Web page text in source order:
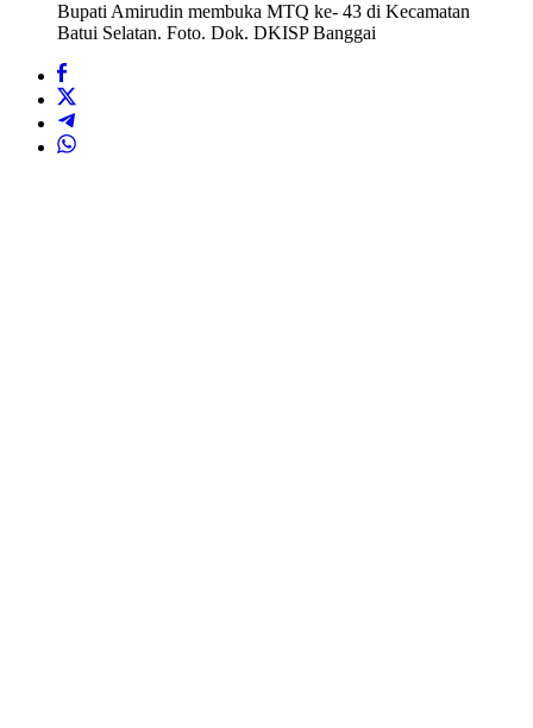
Bupati Amirudin membuka MTQ ke- 43 di Kecamatan
Batui Selatan. Foto. Dok. DKISP Banggai